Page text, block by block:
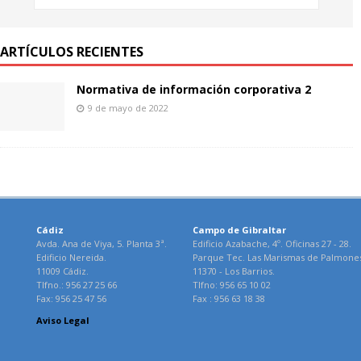
ARTÍCULOS RECIENTES
Normativa de información corporativa 2
9 de mayo de 2022
Cádiz
Avda. Ana de Viya, 5. Planta 3ª.
Edificio Nereida.
11009 Cádiz.
Tlfno.: 956 27 25 66
Fax: 956 25 47 56
Campo de Gibraltar
Edificio Azabache, 4º. Oficinas 27 - 28.
Parque Tec. Las Marismas de
11370 - Los Barrios.
Tlfno: 956 65 10 02
Fax : 956 63 18 38
Aviso Legal